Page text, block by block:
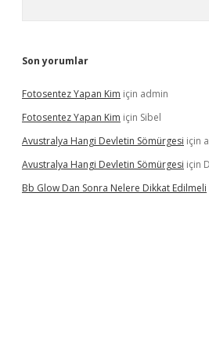
Son yorumlar
Fotosentez Yapan Kim için admin
Fotosentez Yapan Kim için Sibel
Avustralya Hangi Devletin Sömürgesi için
Avustralya Hangi Devletin Sömürgesi için
Bb Glow Dan Sonra Nelere Dikkat Edilmeli